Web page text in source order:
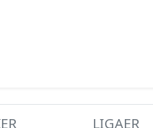
LIGAER